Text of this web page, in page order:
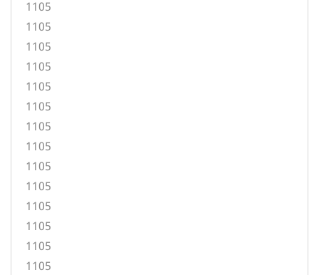
1105
1105
1105
1105
1105
1105
1105
1105
1105
1105
1105
1105
1105
1105